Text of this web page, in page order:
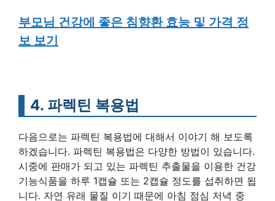
부모님 건강에 좋은 침향환 효능 및 가격 정
보 보기
4. 파렉틴 복용법
다음으로는 파렉틴 복용법에 대해서 이야기 해 보도록
하겠습니다. 파렉틴 복용법은 다양한 방법이 있습니다.
시중에 판매가 되고 있는 파렉틴 추출물을 이용한 건강
기능식품을 하루 1캡슐 또는 2캡슐 정도를 섭취하면 됩
니다. 자연 유래 물질 이기 때문에 아침 점심 저녁 중